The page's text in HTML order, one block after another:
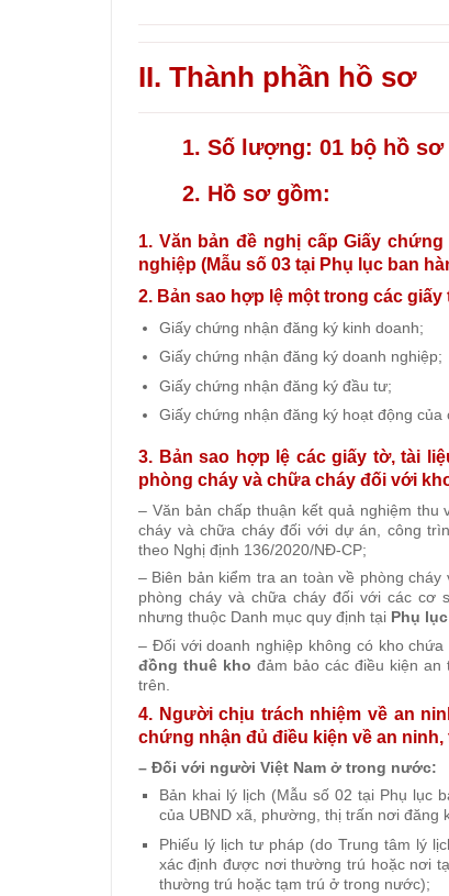
II. Thành phần hồ sơ
1. Số lượng: 01 bộ hồ sơ
2. Hồ sơ gồm:
1. Văn bản đề nghị cấp Giấy
nghiệp (Mẫu số 03 tại Phụ lục ban
2. Bản sao hợp lệ một trong các giấy
Giấy chứng nhận đăng ký kinh doanh;
Giấy chứng nhận đăng ký doanh nghiệp;
Giấy chứng nhận đăng ký đầu tư;
Giấy chứng nhận đăng ký hoạt động
3. Bản sao hợp lệ các giấy tờ, tài
phòng cháy và chữa cháy đối với
– Văn bản chấp thuận kết quả nghiệm
cháy và chữa cháy đối với dự án, công
theo Nghị định 136/2020/NĐ-CP;
– Biên bản kiểm tra an toàn về phòng
phòng cháy và chữa cháy đối với các cơ
nhưng thuộc Danh mục quy định tại Phụ
– Đối với doanh nghiệp không có kho
đồng thuê kho đảm bảo các điều kiện
trên.
4. Người chịu trách nhiệm về an
chứng nhận đủ điều kiện về an
– Đối với người Việt Nam ở trong nước:
Bản khai lý lịch (Mẫu số 02 tại Phụ lục
của UBND xã, phường, thị trấn nơi đăng
Phiếu lý lịch tư pháp (do Trung tâm lý
xác định được nơi thường trú hoặc nơi
thường trú hoặc tạm trú ở trong nước);